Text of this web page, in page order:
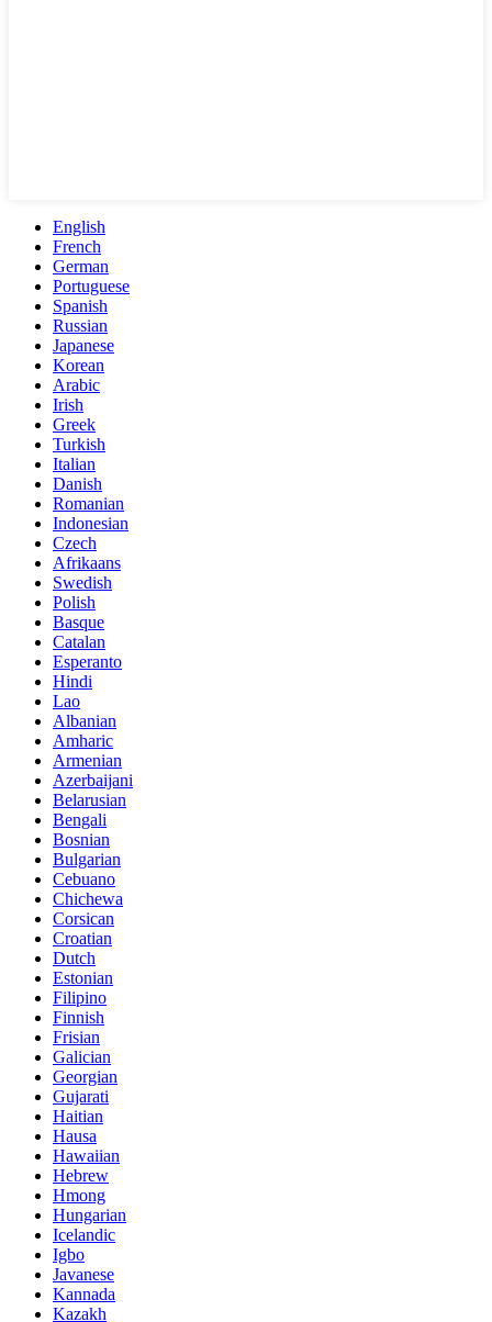
English
French
German
Portuguese
Spanish
Russian
Japanese
Korean
Arabic
Irish
Greek
Turkish
Italian
Danish
Romanian
Indonesian
Czech
Afrikaans
Swedish
Polish
Basque
Catalan
Esperanto
Hindi
Lao
Albanian
Amharic
Armenian
Azerbaijani
Belarusian
Bengali
Bosnian
Bulgarian
Cebuano
Chichewa
Corsican
Croatian
Dutch
Estonian
Filipino
Finnish
Frisian
Galician
Georgian
Gujarati
Haitian
Hausa
Hawaiian
Hebrew
Hmong
Hungarian
Icelandic
Igbo
Javanese
Kannada
Kazakh